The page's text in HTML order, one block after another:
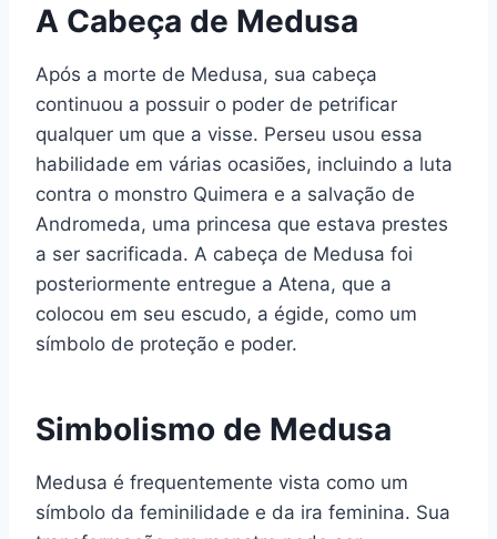
A Cabeça de Medusa
Após a morte de Medusa, sua cabeça
continuou a possuir o poder de petrificar
qualquer um que a visse. Perseu usou essa
habilidade em várias ocasiões, incluindo a luta
contra o monstro Quimera e a salvação de
Andromeda, uma princesa que estava prestes
a ser sacrificada. A cabeça de Medusa foi
posteriormente entregue a Atena, que a
colocou em seu escudo, a égide, como um
símbolo de proteção e poder.
Simbolismo de Medusa
Medusa é frequentemente vista como um
símbolo da feminilidade e da ira feminina. Sua